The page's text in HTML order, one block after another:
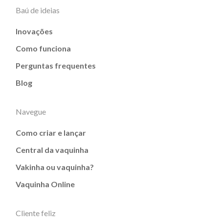
Baú de ideias
Inovações
Como funciona
Perguntas frequentes
Blog
Navegue
Como criar e lançar
Central da vaquinha
Vakinha ou vaquinha?
Vaquinha Online
Cliente feliz